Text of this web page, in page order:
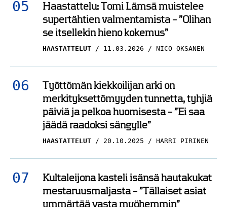
Haastattelu: Tomi Lämsä muistelee
supertähtien valmentamista – ”Olihan
se itsellekin hieno kokemus”
HAASTATTELUT 11.03.2026 NICO OKSANEN
Työttömän kiekkoilijan arki on
merkityksettömyyden tunnetta, tyhjiä
päiviä ja pelkoa huomisesta – ”Ei saa
jäädä raadoksi sängylle”
HAASTATTELUT 20.10.2025 HARRI PIRINEN
Kultaleijona kasteli isänsä hautakukat
mestaruusmaljasta – ”Tällaiset asiat
ymmärtää vasta myöhemmin”